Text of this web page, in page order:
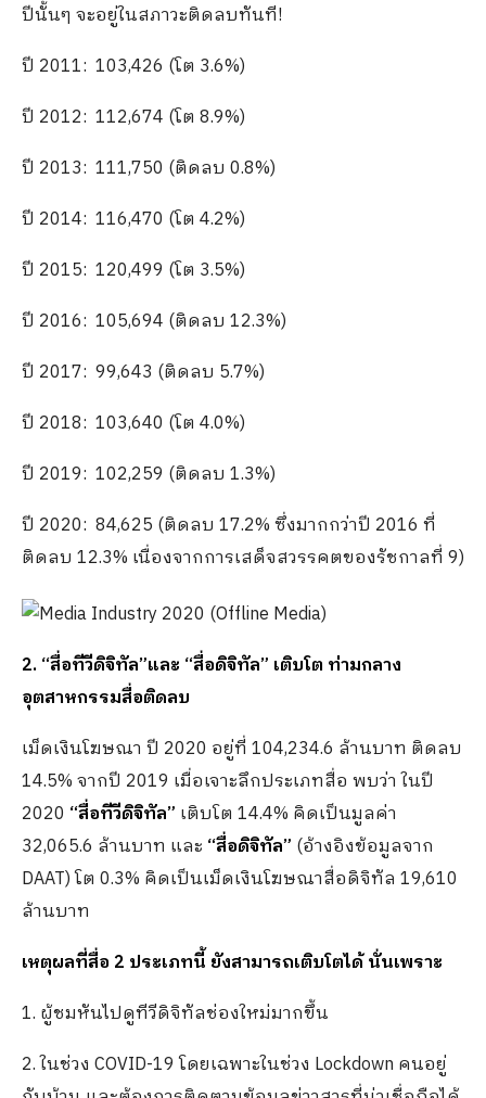
ปีนั้นๆ จะอยู่ในสภาวะติดลบทันที!
ปี 2011: 103,426 (โต 3.6%)
ปี 2012: 112,674 (โต 8.9%)
ปี 2013: 111,750 (ติดลบ 0.8%)
ปี 2014: 116,470 (โต 4.2%)
ปี 2015: 120,499 (โต 3.5%)
ปี 2016: 105,694 (ติดลบ 12.3%)
ปี 2017: 99,643 (ติดลบ 5.7%)
ปี 2018: 103,640 (โต 4.0%)
ปี 2019: 102,259 (ติดลบ 1.3%)
ปี 2020: 84,625 (ติดลบ 17.2% ซึ่งมากกว่าปี 2016 ที่
ติดลบ 12.3% เนื่องจากการเสด็จสวรรคตของรัชกาลที่ 9)
2. “สื่อทีวีดิจิทัล”​และ “สื่อดิจิทัล” เติบโต ท่ามกลาง
อุตสาหกรรมสื่อติดลบ
เม็ดเงินโฆษณา ปี 2020 อยู่ที่ 104,234.6 ล้านบาท ติดลบ
14.5% จากปี 2019 เมื่อเจาะลึกประเภทสื่อ พบว่า ในปี
2020 “สื่อทีวีดิจิทัล” เติบโต 14.4% คิดเป็นมูลค่า
32,065.6 ล้านบาท และ “สื่อดิจิทัล” (อ้างอิงข้อมูลจาก
DAAT) โต 0.3% คิดเป็นเม็ดเงินโฆษณาสื่อดิจิทัล 19,610
ล้านบาท
เหตุผลที่สื่อ 2 ประเภทนี้ ยังสามารถเติบโตได้ นั่นเพราะ
1. ผู้ชมหันไปดูทีวีดิจิทัลช่องใหม่มากขึ้น
2. ในช่วง COVID-19 โดยเฉพาะในช่วง Lockdown คนอยู่